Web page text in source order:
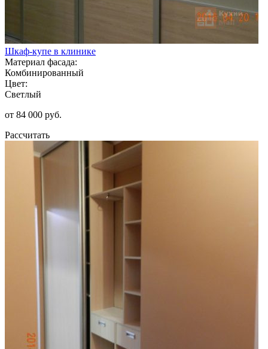
Шкаф-купе в клинике
Материал фасада:
Комбинированный
Цвет:
Светлый
от 84 000 руб.
Рассчитать